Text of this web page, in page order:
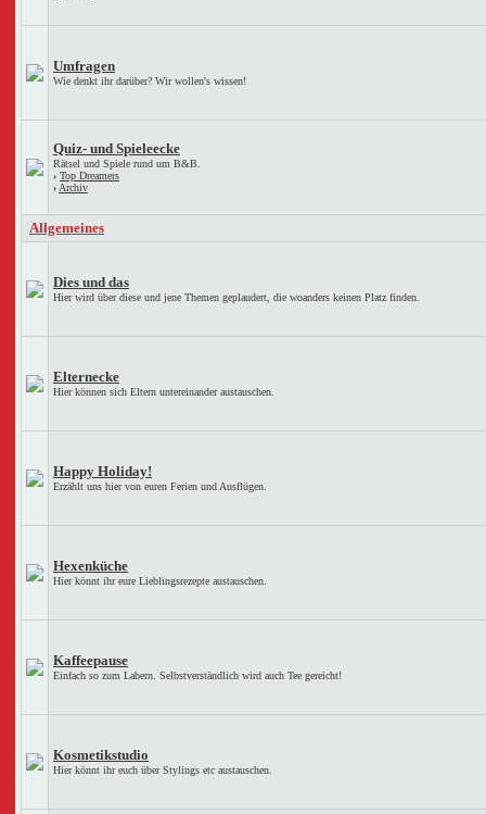
Umfragen
Wie denkt ihr darüber? Wir wollen's wissen!
Quiz- und Spieleecke
Rätsel und Spiele rund um B&B.
› Top Dreamers
› Archiv
Allgemeines
Dies und das
Hier wird über diese und jene Themen geplaudert, die woanders keinen Platz finden.
Elternecke
Hier können sich Eltern untereinander austauschen.
Happy Holiday!
Erzählt uns hier von euren Ferien und Ausflügen.
Hexenküche
Hier könnt ihr eure Lieblingsrezepte austauschen.
Kaffeepause
Einfach so zum Labern. Selbstverständlich wird auch Tee gereicht!
Kosmetikstudio
Hier könnt ihr euch über Stylings etc austauschen.